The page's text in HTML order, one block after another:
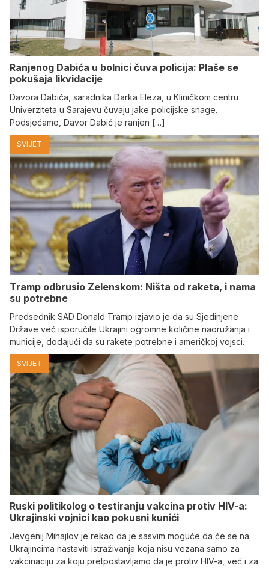
Ranjenog Dabića u bolnici čuva policija: Plaše se
pokušaja likvidacije
Davora Dabića, saradnika Darka Eleza, u Kliničkom centru
Univerziteta u Sarajevu čuvaju jake policijske snage.
Podsjećamo, Davor Dabić je ranjen […]
SVIJET
Tramp odbrusio Zelenskom: Ništa od raketa, i nama
su potrebne
Predsednik SAD Donald Tramp izjavio je da su Sjedinjene
Države već isporučile Ukrajini ogromne količine naoružanja i
municije, dodajući da su rakete potrebne i američkoj vojsci.
SVIJET
Ruski politikolog o testiranju vakcina protiv HIV-a:
Ukrajinski vojnici kao pokusni kunići
Jevgenij Mihajlov je rekao da je sasvim moguće da će se na
Ukrajincima nastaviti istraživanja koja nisu vezana samo za
vakcinaciju za koju pretpostavljamo da je protiv HIV-a, već i za